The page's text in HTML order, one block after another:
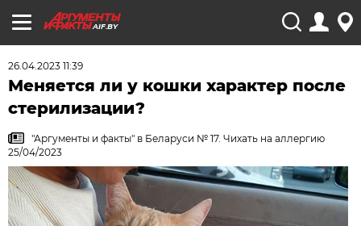
AIF.BY
26.04.2023 11:39
Меняется ли у кошки характер после
стерилизации?
"Аргументы и факты" в Беларуси № 17. Чихать на аллергию
25/04/2023